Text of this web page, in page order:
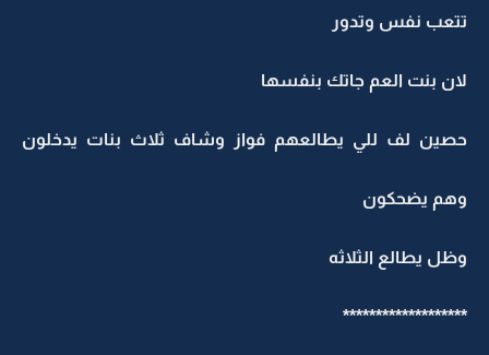
تتعب نفس وتدور
لان بنت العم جاتك بنفسها
حصين لف للي يطالعهم فواز وشاف ثلاث بنات يدخلون
وهم يضحكون
وظل يطالع الثلاثه
*******************